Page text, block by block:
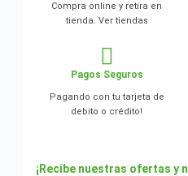
Compra online y retira en
tienda. Ver tiendas
Pagos Seguros
Pagando con tu tarjeta de
debito o crédito!
¡Recibe nuestras ofertas y